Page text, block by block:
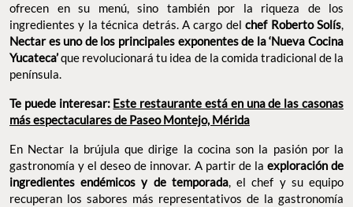
ofrecen en su menú, sino también por la riqueza de los
ingredientes y la técnica detrás. A cargo delchef Roberto Solís,
Nectar es uno de los principales exponentes de la ‘Nueva Cocina
Yucateca’que revolucionará tu idea de la comida tradicional de la
península.
Te puede interesar: Este restaurante está en una de las casonas
más espectaculares de Paseo Montejo, Mérida
En Nectar la brújula que dirige la cocina son la pasión por la
gastronomía y el deseo de innovar. A partir de la exploración de
ingredientes endémicos y de temporada, el chef y su equipo
recuperan los sabores más representativos de la gastronomía